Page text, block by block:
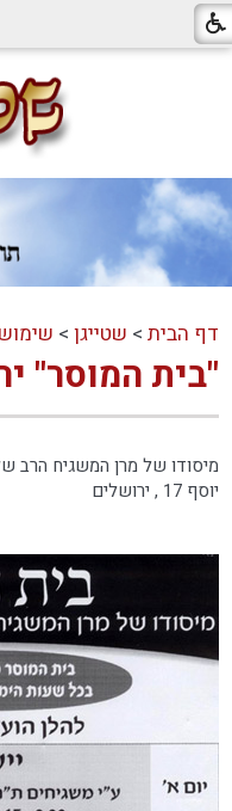
דף הבית > שטייגן >
"בית המוסר"
מיסודו של מרן המשגיח הרב
יוסף 17 , ירושלים